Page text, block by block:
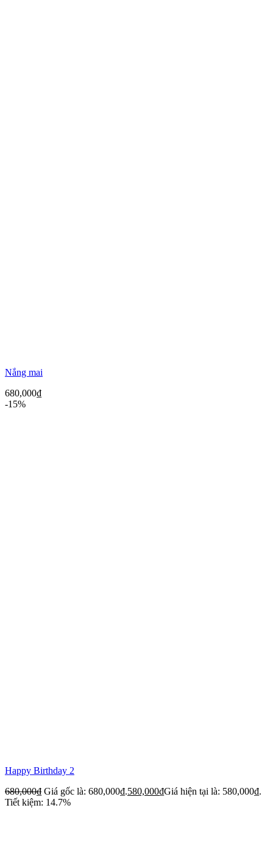
Nắng mai
680,000₫
-15%
Happy Birthday 2
680,000₫ Giá gốc là: 680,000₫.580,000₫Giá hiện tại là: 580,000₫.
Tiết kiệm: 14.7%